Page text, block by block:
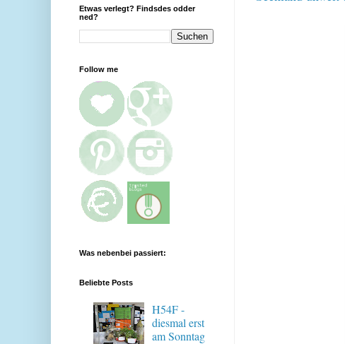
Etwas verlegt? Findsdes odder
ned?
Follow me
Was nebenbei passiert:
Beliebte Posts
H54F -
diesmal erst
am Sonntag